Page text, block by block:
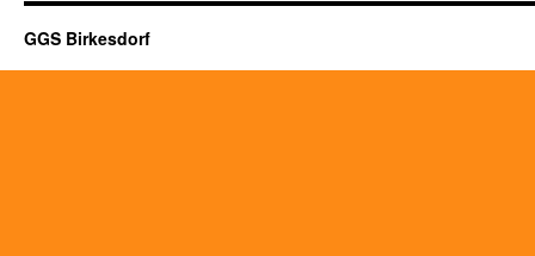
GGS Birkesdorf